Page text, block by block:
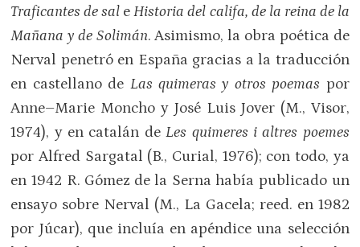
Traficantes de sal eHistoria del califa, de la reina de la
Mañana y de Solimán. Asimismo, la obra poética de
Nerval penetró en España gracias a la traducción
en castellano de Las quimeras y otros poemas por
Anne–Marie Moncho y José Luis Jover (M., Visor,
1974), y en catalán deLes quimeres i altres poemes
por Alfred Sargatal (B., Curial, 1976); con todo, ya
en 1942 R. Gómez de la Serna había publicado un
ensayo sobre Nerval (M., La Gacela; reed. en 1982
por Júcar), que incluía en apéndice una selección